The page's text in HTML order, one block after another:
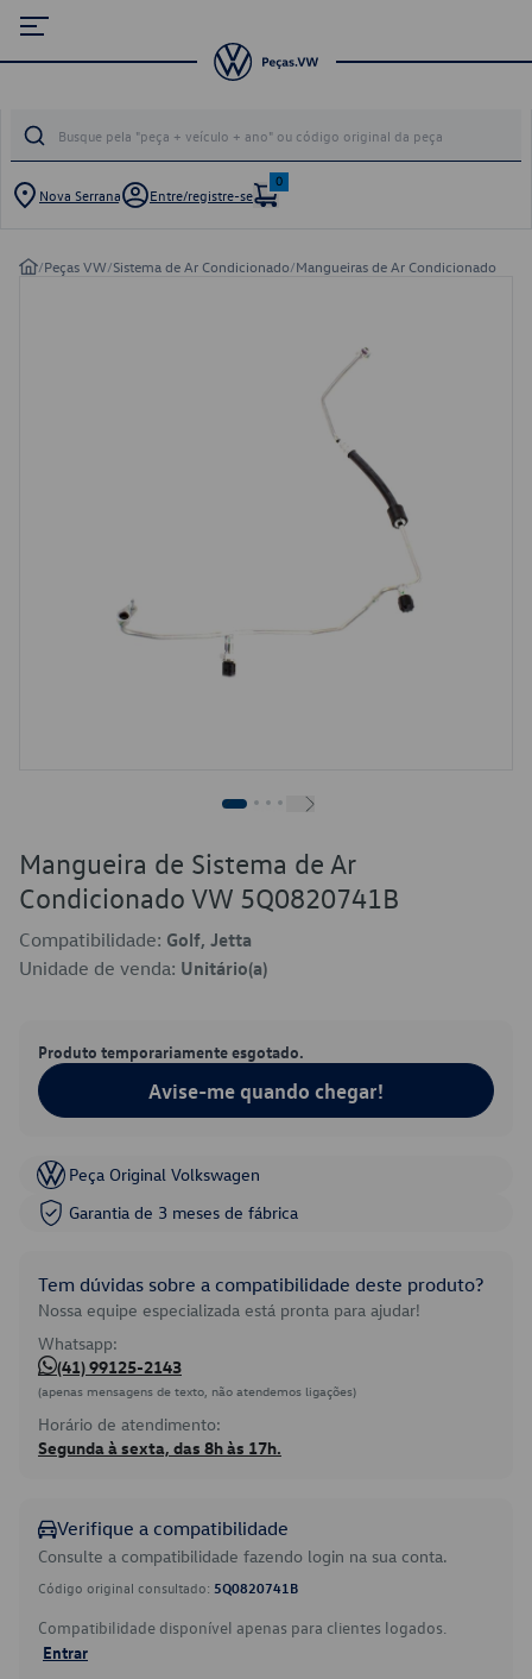
Nova Serrana Entre/registre-se
0
/Peças VW/Sistema de Ar Condicionado/Mangueiras de Ar Condicionado
Mangueira de Sistema de Ar
Condicionado VW 5Q0820741B
Compatibilidade: Golf, Jetta
Unidade de venda: Unitário(a)
Produto temporariamente esgotado.
Avise-me quando chegar!
Peça Original Volkswagen
Garantia de 3 meses de fábrica
Tem dúvidas sobre a compatibilidade deste produto?
Nossa equipe especializada está pronta para ajudar!
Whatsapp:
(41) 99125-2143
(apenas mensagens de texto, não atendemos ligações)
Horário de atendimento:
Segunda à sexta, das 8h às 17h.
Verifique a compatibilidade
Consulte a compatibilidade fazendo login na sua conta.
Código original consultado: 5Q0820741B
Compatibilidade disponível apenas para clientes logados.
Entrar